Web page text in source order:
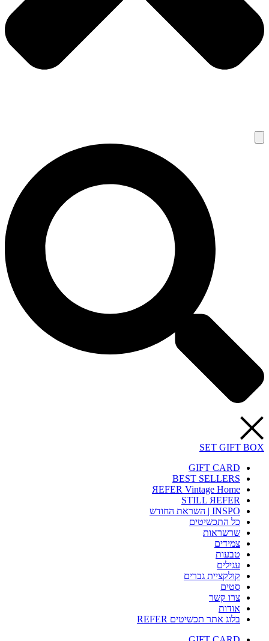
SET GIFT BOX
GIFT CARD
BEST SELLERS
ЯEFER Vintage Home
STILL ЯEFER
INSPO | השראת החודש
כל התכשיטים
שרשראות
צמידים
טבעות
עגילים
קולקציית גברים
סטים
צרו קשר
אודות
בלוג אתר תכשיטים REFER